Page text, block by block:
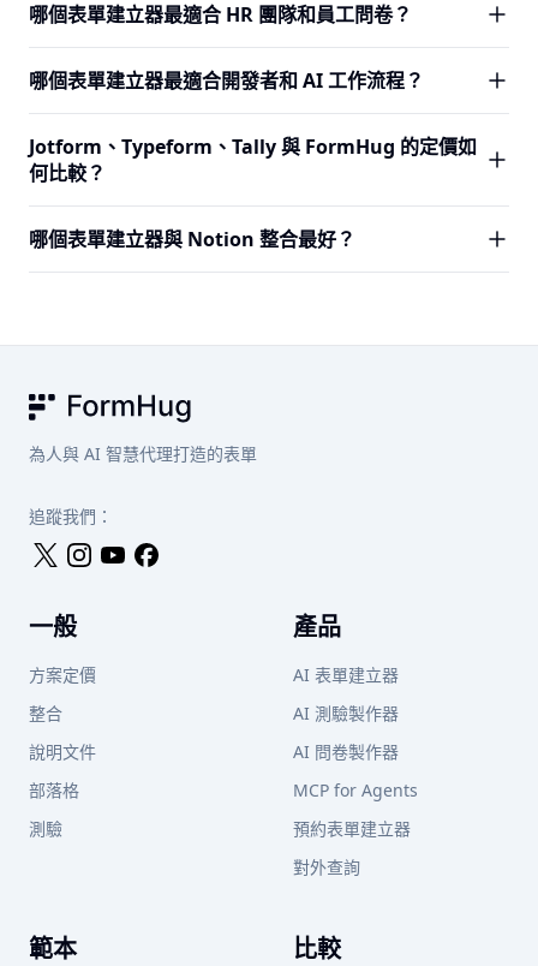
免費方案已涵蓋大多數課堂使用情境。
3,000 筆免費提交、免費方案的不限協作人數、可節省大量
時間的 AI 表單建立器，以及單一工具支援多種表單類型。
Typeform 和 Jotform 在免費方案中均只允許一名協作者，
且免費提交量明顯較少。
哪個表單建立器最適合 HR 團隊和員工問卷？
單、活動報名與預約排程均可在免費方案中使用。不限團隊
成員意味著不會因座位數而增加費用。Jotform 是大型企業
有複雜審批工作流程和 HIPAA 合規需求時的強力替代方案。
哪個表單建立器最適合開發者和 AI 工作流程？
MCP 伺服器將表單管理作為 AI Agent 工具公開。對外查詢
讓你能像 API 一樣查詢提交資料。對於正在建立 AI 工作流
程、自動化或 Agent 驅動資料收集的團隊，FormHug 是最
有能力的選擇。
Jotform、Typeform、Tally 與 FormHug 的定價如
何比較？
FormHug 提供每月 3,000 筆；Fillout 提供每月 1,000 筆；
Jotform 提供每月 100 筆；Typeform 提供每月 10 筆。付費
Jotform 從每月 $39 起。各方案的功能與限制各有不同，購
買前請查閱各工具的最新定價頁面。
哪個表單建立器與 Notion 整合最好？
Notion 資料庫連接。如果你在 Notion 連接的同時還需要 AI
為人與 AI 智慧代理打造的表單
追蹤我們：
一般
方案定價
整合
說明文件
部落格
測驗
產品
AI 表單建立器
AI 測驗製作器
AI 問卷製作器
MCP for Agents
預約表單建立器
對外查詢
範本 比較